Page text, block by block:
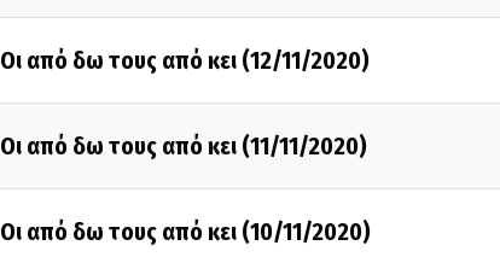
Οι από δω τους από κει (12/11/2020)
Οι από δω τους από κει (11/11/2020)
Οι από δω τους από κει (10/11/2020)